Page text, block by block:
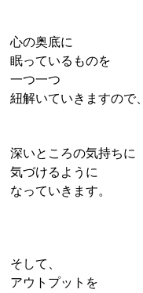
心の奥底に
眠っているものを
一つ一つ
紐解いていきますので、
深いところの気持ちに
気づけるように
なっていきます。
そして、
アウトプットを